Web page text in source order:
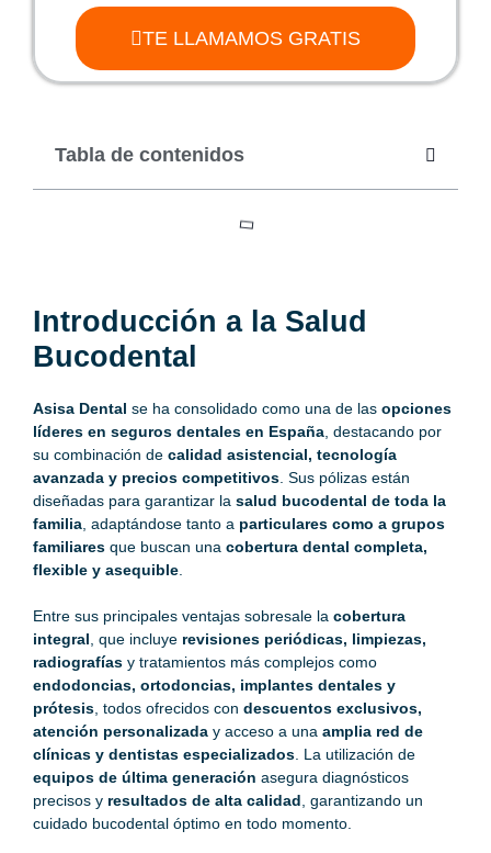
Introducción a la Salud
Bucodental
Asisa Dental se ha consolidado como una de las opciones
líderes en seguros dentales en España , destacando por
su combinación de calidad asistencial, tecnología
avanzada y precios competitivos . Sus pólizas están
diseñadas para garantizar la salud bucodental de toda la
familia , adaptándose tanto a particulares como a grupos
familiares que buscan una cobertura dental completa,
flexible y asequible
Entre sus principales ventajas sobresale la cobertura
integral , que incluye revisiones periódicas, limpiezas,
radiografías y tratamientos más complejos como
endodoncias, ortodoncias, implantes dentales y
prótesis , todos ofrecidos con descuentos exclusivos,
atención personalizada y acceso a una amplia red de
clínicas y dentistas especializados . La utilización de
equipos de última generación asegura diagnósticos
precisos y resultados de alta calidad , garantizando un
cuidado bucodental óptimo en todo momento.
TE LLAMAMOS GRATIS
Tabla de contenidos